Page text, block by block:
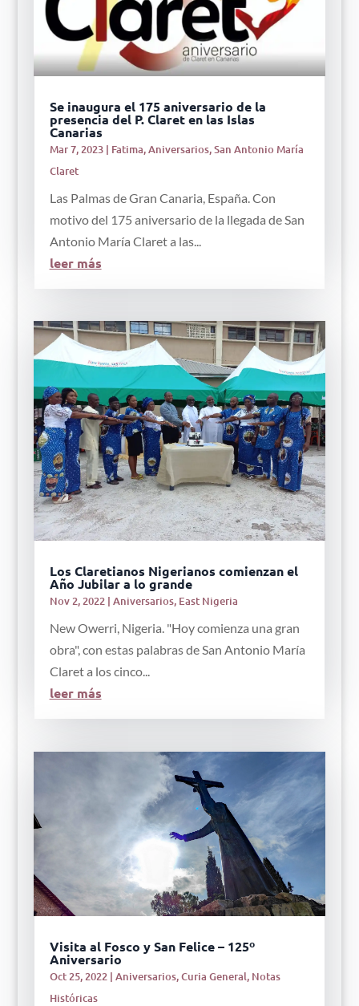
Se inaugura el 175 aniversario de la
presencia del P. Claret en las Islas
Canarias
Mar 7, 2023| Fatima,Aniversarios,San Antonio María
Claret
Las Palmas de Gran Canaria, España. Con
motivo del 175 aniversario de la llegada de San
Antonio María Claret a las...
leer más
Los Claretianos Nigerianos comienzan el
Año Jubilar a lo grande
Nov 2, 2022| Aniversarios, East Nigeria
New Owerri, Nigeria. "Hoy comienza una gran
obra", con estas palabras de San Antonio María
Claret a los cinco...
leer más
Visita al Fosco y San Felice – 125º
Aniversario
Oct 25, 2022| Aniversarios,Curia General, Notas
Históricas